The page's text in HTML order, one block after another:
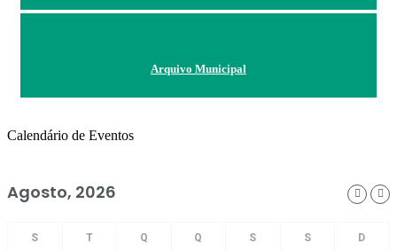
Arquivo Municipal
Calendário de Eventos
Agosto, 2026